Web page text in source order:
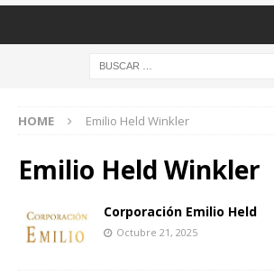
HOME Emilio Held Winkler
Emilio Held Winkler
Corporación Emilio Held
Octubre 21, 2025